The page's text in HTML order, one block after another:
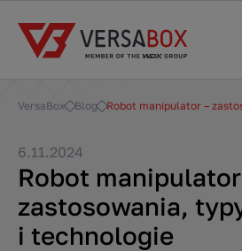
VersaBox Blog Robot manipulator –
6.11.2024
Robot
zastosowania,
i technologie